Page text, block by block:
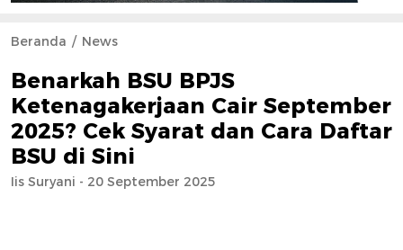
Beranda News
Benarkah BSU BPJS
Ketenagakerjaan Cair September
2025? Cek Syarat dan Cara Daftar
BSU di Sini
Iis Suryani - 20 September 2025